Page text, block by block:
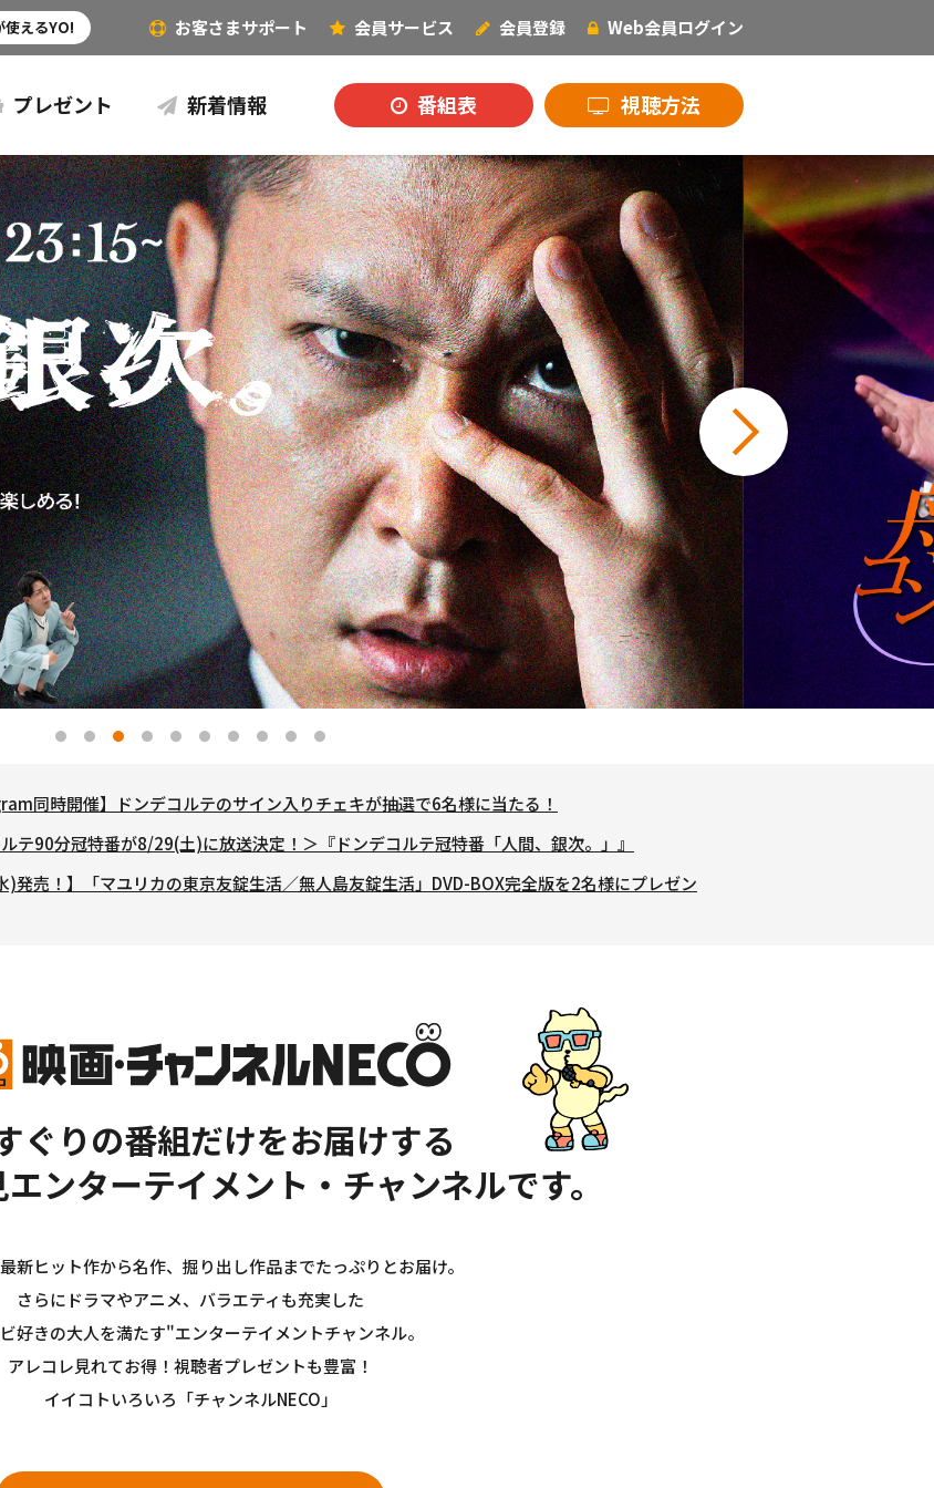
プレゼント 新着情報 番組表 視聴方法
お客さまサポート 会員サービス 会員登録 Web会員ログイン
その他（音楽など） NECOオリジナル
使えるYO!
同時開催】ドンデコルテのサイン入りチェキが抽選で6名様に当たる！
テ90分冠特番が8/29(土)に放送決定！＞『ドンデコルテ冠特番「人間、銀次。」』
)発売！】「マユリカの東京友錠生活／無人島友錠生活」DVD-BOX完全版を2名様にプレゼン
ぐりの番組だけをお届けする
ンターテイメント・チャンネルです。
新ヒット作から名作、掘り出し作品までたっぷりとお届け。
さらにドラマやアニメ、バラエティも充実した
好きの大人を満たす"エンターテイメントチャンネル。
アレコレ見れてお得！視聴者プレゼントも豊富！
イイコトいろいろ「チャンネルNECO」